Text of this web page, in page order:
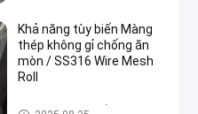
Khả năng tùy biến Màng
thép không gỉ chống ăn
mòn / SS316 Wire Mesh
Roll
Lưới thép không gỉ